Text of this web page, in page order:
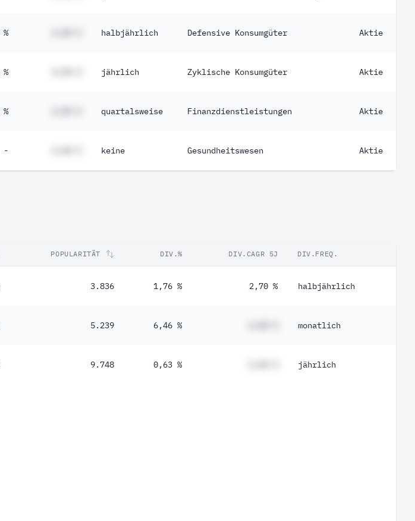
halbjährlich Defensive Konsumgüter Aktie
jährlich Zyklische Konsumgüter Aktie
quartalsweise Finanzdienstleistungen Aktie
- keine Gesundheitswesen Aktie
POPULARITÄT DIV.% DIV.CAGR 5J DIV.FREQ.
3.836 1,76 % 2,70 % halbjährlich
5.239 6,46 % monatlich
9.748 0,63 % jährlich